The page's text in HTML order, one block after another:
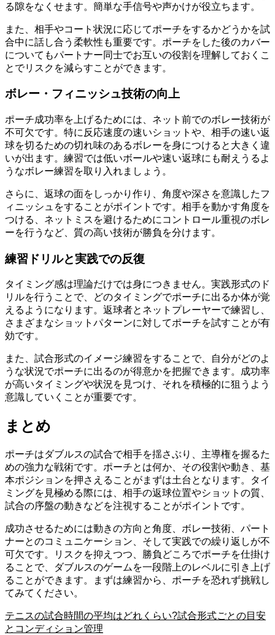
る隙をなくせます。簡単な手信号や声かけが役立ちます。
また、相手やコート状況に応じてポーチをするかどうかを試
合中に話し合う柔軟性も重要です。ポーチをした後のカバー
についてもパートナー同士でお互いの役割を理解しておくこ
とでリスクを減らすことができます。
ボレー・フィニッシュ技術の向上
ポーチ成功率を上げるためには、ネット前でのボレー技術が
不可欠です。特に反応速度の速いショットや、相手の速い返
球を切るための切れ味のあるボレーを身につけると大きく違
いが出ます。練習では低いボールや速い返球にも耐えうるよ
うなボレー練習を取り入れましょう。
さらに、返球の面をしっかり作り、角度や深さを意識したフ
ィニッシュをすることがポイントです。相手を動かす角度を
つける、ネットミスを避けるためにコントロール重視のボレ
ーを行うなど、質の高い技術が勝負を分けます。
練習ドリルと実践での反復
タイミング感は理論だけでは身につきません。実践形式のド
リルを行うことで、どのタイミングでポーチに出るか体が覚
えるようになります。返球者とネットプレーヤーで練習し、
さまざまなショットパターンに対してポーチを試すことが有
効です。
また、試合形式のイメージ練習をすることで、自分がどのよ
うな状況でポーチに出るのが得意かを把握できます。成功率
が高いタイミングや状況を見つけ、それを積極的に狙うよう
意識していくことが重要です。
まとめ
ポーチはダブルスの試合で相手を揺さぶり、主導権を握るた
めの強力な戦術です。ポーチとは何か、その役割や動き、基
本ポジションを押さえることがまずは土台となります。タイ
ミングを見極める際には、相手の返球位置やショットの質、
試合の序盤の動きなどを注視することがポイントです。
成功させるためには動きの方向と角度、ボレー技術、パート
ナーとのコミュニケーション、そして実践での繰り返しが不
可欠です。リスクを抑えつつ、勝負どころでポーチを仕掛け
ることで、ダブルスのゲームを一段階上のレベルに引き上げ
ることができます。まずは練習から、ポーチを恐れず挑戦し
てみてください。
テニスの試合時間の平均はどれくらい?試合形式ごとの目安
とコンディション管理